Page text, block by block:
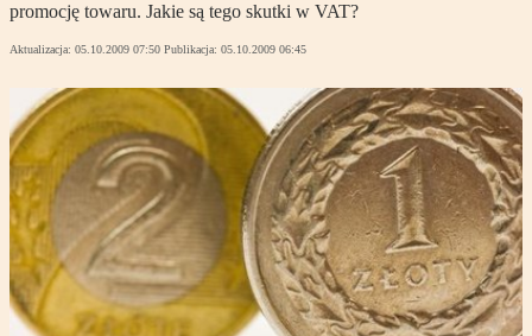
promocję towaru. Jakie są tego skutki w VAT?
Aktualizacja: 05.10.2009 07:50 Publikacja: 05.10.2009 06:45